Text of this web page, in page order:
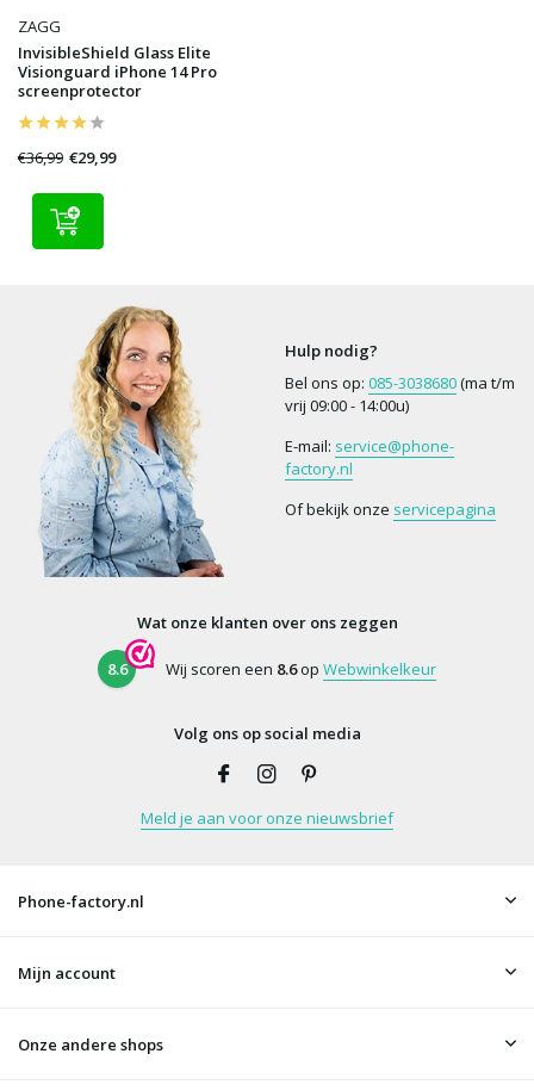
ZAGG
InvisibleShield Glass Elite
Visionguard iPhone 14 Pro
screenprotector
€36,99 €29,99
Hulp nodig?
Bel ons op: 085-3038680(ma t/m
vrij 09:00 - 14:00u)
E-mail: service@phone-
factory.nl
Of bekijk onze servicepagina
Wat onze klanten over ons zeggen
8.6 Wij scoren een 8.6op Webwinkelkeur
Volg ons op social media
Meld je aan voor onze nieuwsbrief
Phone-factory.nl
Mijn account
Onze andere shops